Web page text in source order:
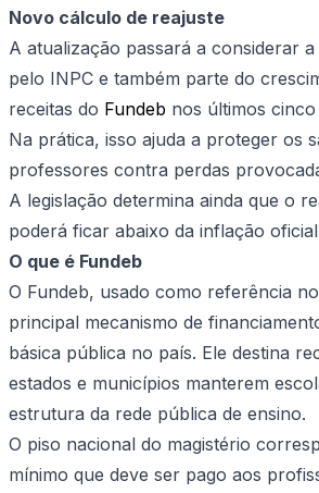
Novo cálculo de reajuste
A atualização passará a considerar
pelo INPC e também parte do
receitas do Fundeb nos últimos cinco
Na prática, isso ajuda a proteger os
professores contra perdas
A legislação determina ainda que o
poderá ficar abaixo da inflação
O que é Fundeb
O Fundeb, usado como referência
principal mecanismo de
básica pública no país. Ele destina
estados e municípios manterem
estrutura da rede pública de ensino.
O piso nacional do magistério
mínimo que deve ser pago aos